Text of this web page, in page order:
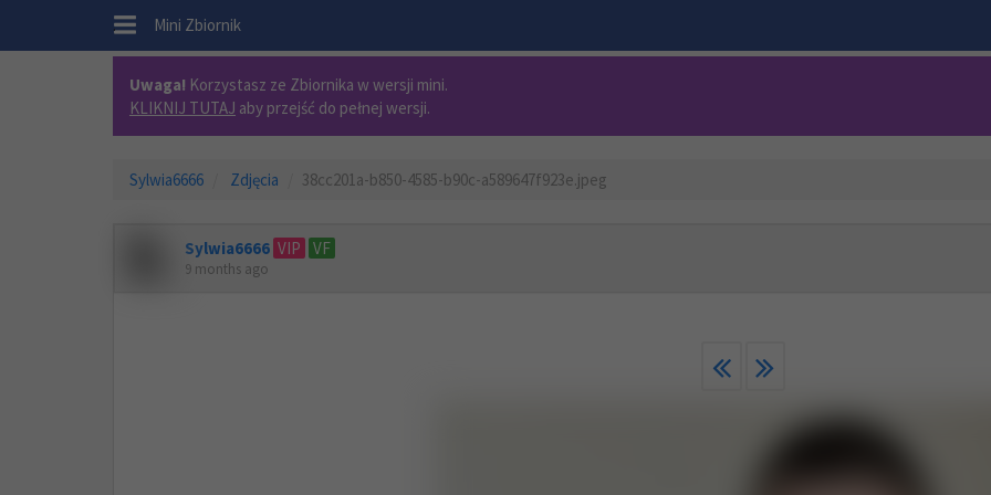
. Mini Zbiornik
Uwaga! Korzystasz ze Zbiornika w wersji mini.
KLIKNIJ TUTAJ aby przejść do pełnej wersji.
Sylwia6666 Zdjęcia 38cc201a-b850-4585-b90c-a589647f923e.jpeg
Sylwia6666 VIP VF
9 months ago